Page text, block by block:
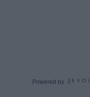
Powered by